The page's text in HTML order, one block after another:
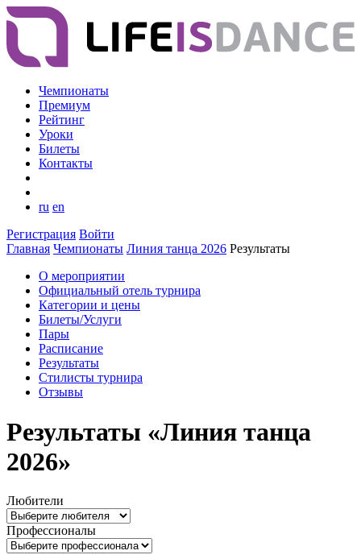
Чемпионаты
Премиум
Рейтинг
Уроки
Билеты
Контакты
ru en
Регистрация Войти
Главная Чемпионаты Линия танца 2026 Результаты
О мероприятии
Официальный отель турнира
Категории и цены
Билеты/Услуги
Пары
Расписание
Результаты
Стилисты турнира
Отзывы
Результаты «Линия танца
2026»
Любители
Профессионалы